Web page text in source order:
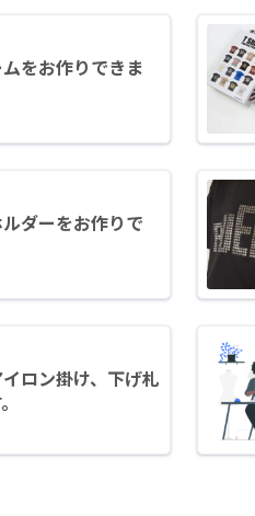
をお作りできま
ダーをお作りで
ロン掛け、下げ札